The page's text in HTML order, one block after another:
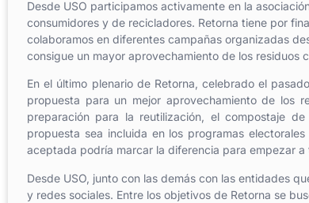
Desde USO participamos activamente en la
consumidores y de recicladores. Retorna tiene por
colaboramos en diferentes campañas organizadas
consigue un mayor aprovechamiento de los residuos
En el último plenario de Retorna, celebrado el
propuesta para un mejor aprovechamiento de los
preparación para la reutilización, el compostaje
propuesta sea incluida en los programas
aceptada podría marcar la diferencia para empezar
Desde USO, junto con las demás con las entidades
y redes sociales. Entre los objetivos de Retorna se